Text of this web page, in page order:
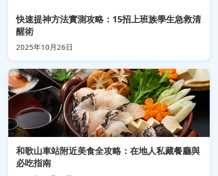
快速提神方法實測攻略：15招上班族學生急救清
醒術
2025年10月26日
和歌山車站附近美食全攻略：在地人私藏餐廳與
必吃指南